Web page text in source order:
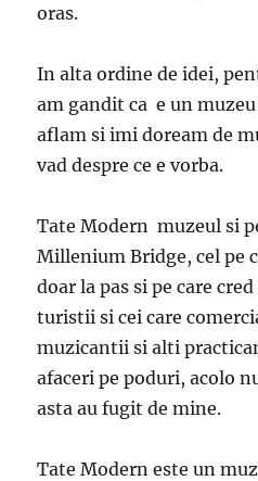
oras.
In alta ordine de idei,
am gandit ca e un
aflam si imi doream de
vad despre ce e vorba.
Tate Modern muzeul si
Millenium Bridge, cel pe
doar la pas si pe care
turistii si cei care
muzicantii si alti
afaceri pe poduri, acolo
asta au fugit de mine.
Tate Modern este un